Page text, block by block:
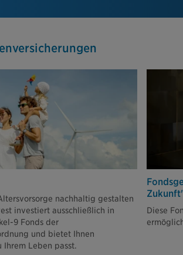
nachhaltig gestalten
investiert ausschließlich in
9 Fonds der
und bietet Ihnen
Leben passt.
Diese